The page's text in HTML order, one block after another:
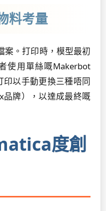
料考量
案。打印時，模型最初
使用單絲嘅Makerbot
印以手動更換三種唔同
牌），以達成最終嘅
度創